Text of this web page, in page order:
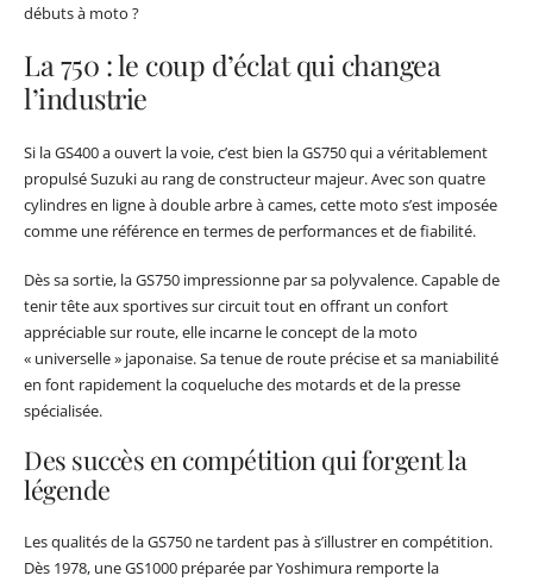
débuts à moto ?
La 750 : le coup d’éclat qui changea
l’industrie
Si la GS400 a ouvert la voie, c’est bien la GS750 qui a véritablement
propulsé Suzuki au rang de constructeur majeur. Avec son quatre
cylindres en ligne à double arbre à cames, cette moto s’est imposée
comme une référence en termes de performances et de fiabilité.
Dès sa sortie, la GS750 impressionne par sa polyvalence. Capable de
tenir tête aux sportives sur circuit tout en offrant un confort
appréciable sur route, elle incarne le concept de la moto
« universelle » japonaise. Sa tenue de route précise et sa maniabilité
en font rapidement la coqueluche des motards et de la presse
spécialisée.
Des succès en compétition qui forgent la
légende
Les qualités de la GS750 ne tardent pas à s’illustrer en compétition.
Dès 1978, une GS1000 préparée par Yoshimura remporte la